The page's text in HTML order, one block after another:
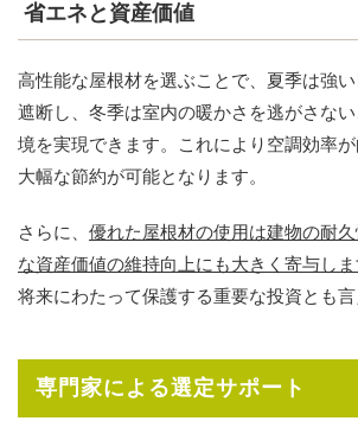
省エネと資産価値
高性能な屋根材を選ぶことで、夏季は強
遮断し、冬季は室内の暖かさを逃がさな
境を実現できます。これにより空調効率
大幅な節約が可能となります。
さらに、 優れた屋根材の使用は建物の耐
な資産価値の維持向上にも大きく寄与しま
将来にわたって保護する重要な投資とも言
専門家による選定サポート